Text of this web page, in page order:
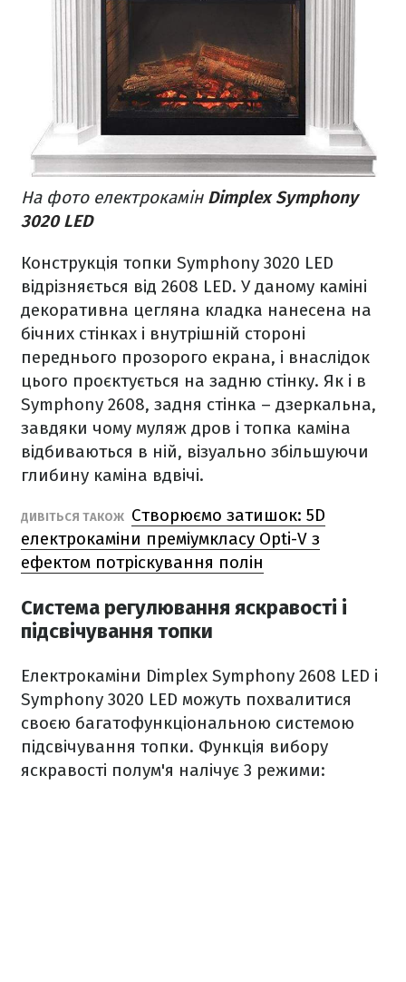
На фото електрокамін Dimplex Symphony
3020 LED
Конструкція топки Symphony 3020 LED
відрізняється від 2608 LED. У даному каміні
декоративна цегляна кладка нанесена на
бічних стінках і внутрішній стороні
переднього прозорого екрана, і внаслідок
цього проєктується на задню стінку. Як і в
Symphony 2608, задня стінка – дзеркальна,
завдяки чому муляж дров і топка каміна
відбиваються в ній, візуально збільшуючи
глибину каміна вдвічі.
ДИВІТЬСЯ ТАКОЖ Створюємо затишок: 5D
електрокаміни преміумкласу Opti-V з
ефектом потріскування полін
Система регулювання яскравості і
підсвічування топки
Електрокаміни Dimplex Symphony 2608 LED і
Symphony 3020 LED можуть похвалитися
своєю багатофункціональною системою
підсвічування топки. Функція вибору
яскравості полум'я налічує 3 режими: